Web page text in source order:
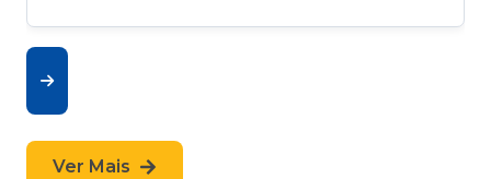
Ver Mais